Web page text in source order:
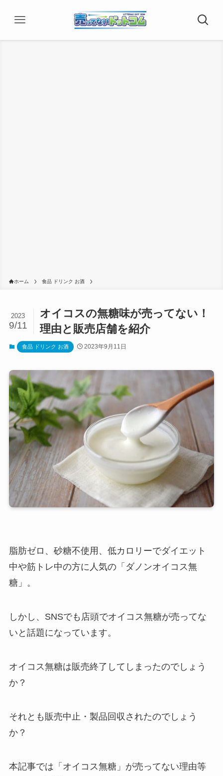
ホーム 食品 ドリンク お酒
オイコスの無糖味が売ってない！
理由と販売店舗を紹介
2023
9/11
食品 ドリンク お酒 2023年9月11日
脂肪ゼロ、砂糖不使用、低カロリーでダイエット
中や筋トレ中の方に人気の「ダノンオイコス無
糖」。
しかし、SNSでも店頭でオイコス無糖が売ってな
いと話題になっています。
オイコス無糖は販売終了してしまったのでしょう
か？
それとも販売中止・製品回収されたのでしょう
か？
本記事では「オイコス無糖」が売ってない理由等